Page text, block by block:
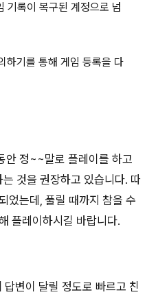
기록이 복구된 계정으로 넘
하기를 통해 게임 등록을 다
안 정~~말로 플레이를 하고
것을 권장하고 있습니다. 따
었는데, 풀릴 때까지 참을 수
플레이하시길 바랍니다.
변이 달릴 정도로 빠르고 친